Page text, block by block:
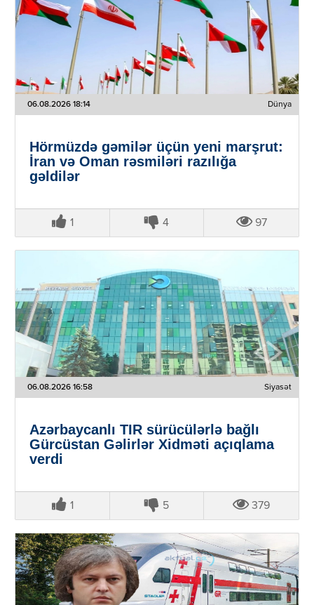
06.08.2026 18:14 Dünya
Hörmüzdə gəmilər üçün yeni marşrut:
İran və Oman rəsmiləri razılığa
gəldilər
1 4 97
06.08.2026 16:58 Siyasət
Azərbaycanlı TIR sürücülərlə bağlı
Gürcüstan Gəlirlər Xidməti açıqlama
verdi
1 5 379